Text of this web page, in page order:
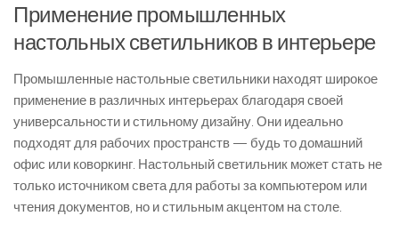
Применение промышленных
настольных светильников в интерьере
Промышленные настольные светильники находят широкое
применение в различных интерьерах благодаря своей
универсальности и стильному дизайну. Они идеально
подходят для рабочих пространств — будь то домашний
офис или коворкинг. Настольный светильник может стать не
только источником света для работы за компьютером или
чтения документов, но и стильным акцентом на столе.